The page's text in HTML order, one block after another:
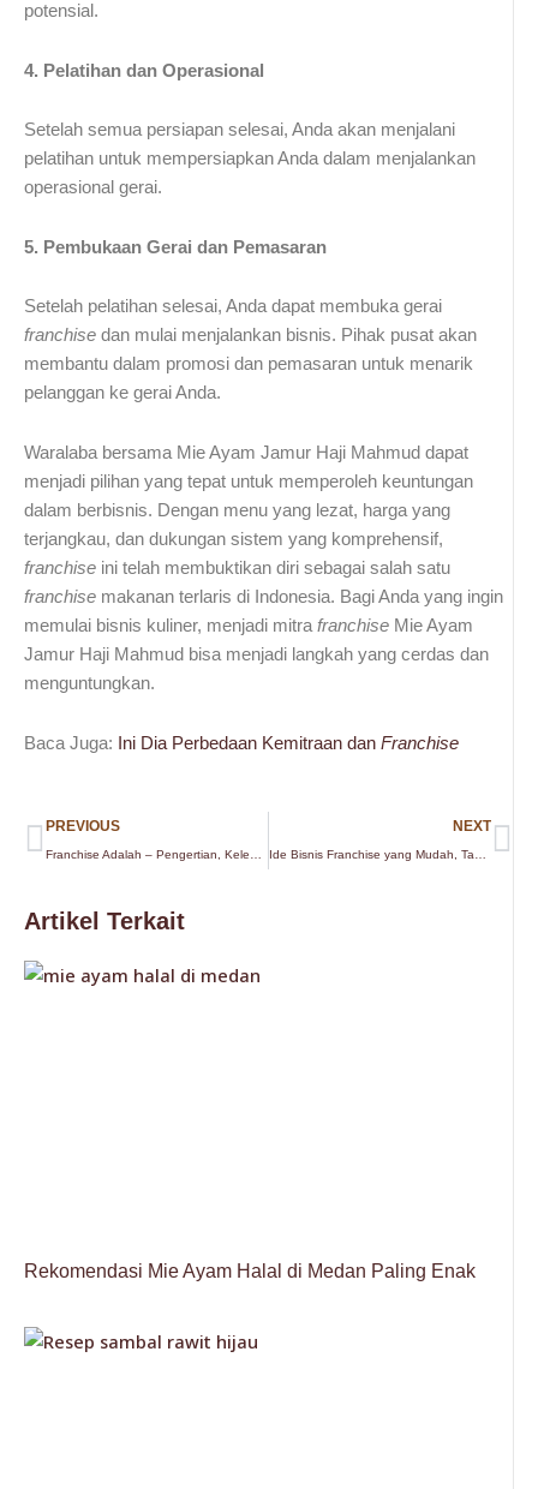
potensial.
4. Pelatihan dan Operasional
Setelah semua persiapan selesai, Anda akan menjalani
pelatihan untuk mempersiapkan Anda dalam menjalankan
operasional gerai.
5. Pembukaan Gerai dan Pemasaran
Setelah pelatihan selesai, Anda dapat membuka gerai
franchise dan mulai menjalankan bisnis. Pihak pusat akan
membantu dalam promosi dan pemasaran untuk menarik
pelanggan ke gerai Anda.
Waralaba bersama Mie Ayam Jamur Haji Mahmud dapat
menjadi pilihan yang tepat untuk memperoleh keuntungan
dalam berbisnis. Dengan menu yang lezat, harga yang
terjangkau, dan dukungan sistem yang komprehensif,
franchise ini telah membuktikan diri sebagai salah satu
franchise makanan terlaris di Indonesia. Bagi Anda yang ingin
memulai bisnis kuliner, menjadi mitra franchise Mie Ayam
Jamur Haji Mahmud bisa menjadi langkah yang cerdas dan
menguntungkan.
Baca Juga: Ini Dia Perbedaan Kemitraan dan Franchise
Prev
PREVIOUS NEXT
Artikel Terkait
Rekomendasi Mie Ayam Halal di Medan Paling Enak